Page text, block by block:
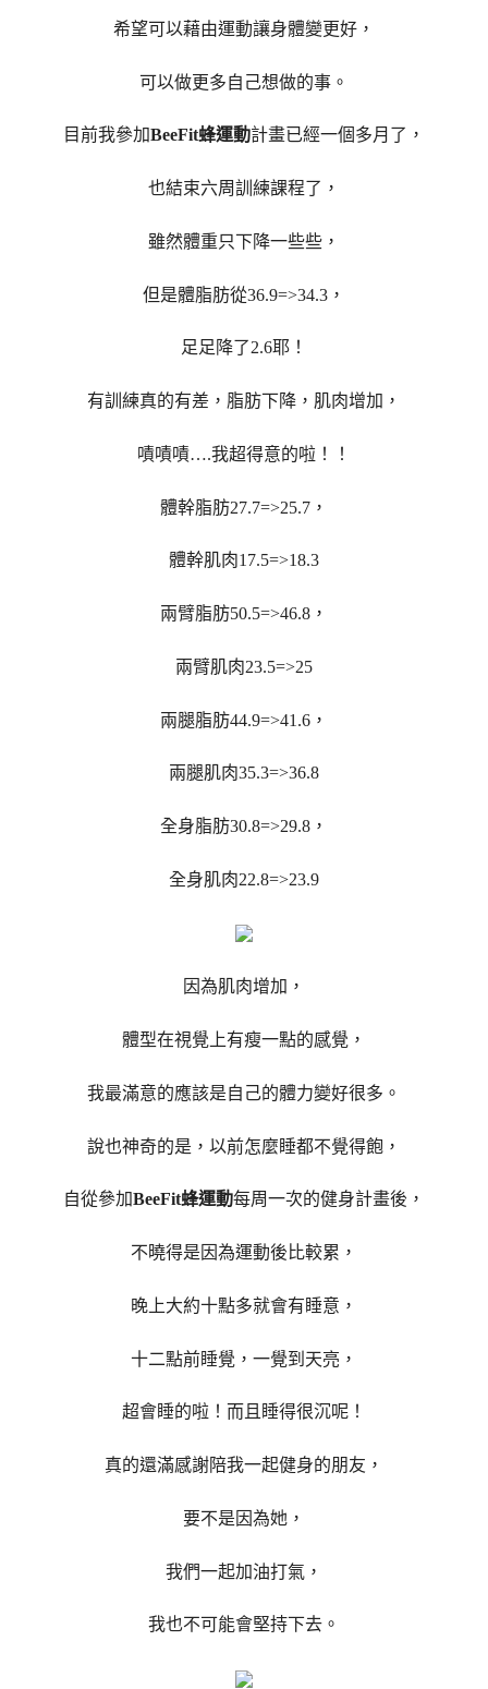
希望可以藉由運動讓身體變更好，
可以做更多自己想做的事。
目前我參加BeeFit蜂運動計畫已經一個多月了，
也結束六周訓練課程了，
雖然體重只下降一些些，
但是體脂肪從36.9=>34.3，
足足降了2.6耶！
有訓練真的有差，脂肪下降，肌肉增加，
嘖嘖嘖….我超得意的啦！！
體幹脂肪27.7=>25.7，
體幹肌肉17.5=>18.3
兩臂脂肪50.5=>46.8，
兩臂肌肉23.5=>25
兩腿脂肪44.9=>41.6，
兩腿肌肉35.3=>36.8
全身脂肪30.8=>29.8，
全身肌肉22.8=>23.9
因為肌肉增加，
體型在視覺上有瘦一點的感覺，
我最滿意的應該是自己的體力變好很多。
說也神奇的是，以前怎麼睡都不覺得飽，
自從參加BeeFit蜂運動每周一次的健身計畫後，
不曉得是因為運動後比較累，
晚上大約十點多就會有睡意，
十二點前睡覺，一覺到天亮，
超會睡的啦！而且睡得很沉呢！
真的還滿感謝陪我一起健身的朋友，
要不是因為她，
我們一起加油打氣，
我也不可能會堅持下去。